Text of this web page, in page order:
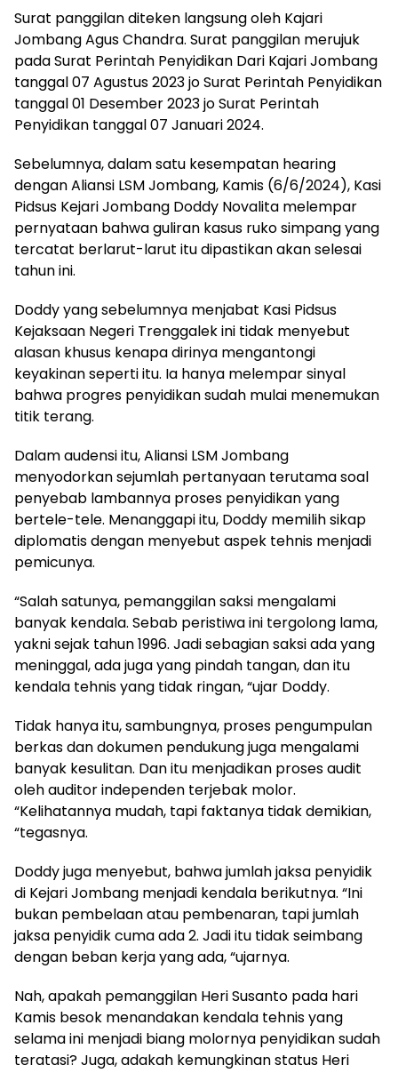
Surat panggilan diteken langsung oleh Kajari
Jombang Agus Chandra. Surat panggilan merujuk
pada Surat Perintah Penyidikan Dari Kajari Jombang
tanggal 07 Agustus 2023 jo Surat Perintah Penyidikan
tanggal 01 Desember 2023 jo Surat Perintah
Penyidikan tanggal 07 Januari 2024.
Sebelumnya, dalam satu kesempatan hearing
dengan Aliansi LSM Jombang, Kamis (6/6/2024), Kasi
Pidsus Kejari Jombang Doddy Novalita melempar
pernyataan bahwa guliran kasus ruko simpang yang
tercatat berlarut-larut itu dipastikan akan selesai
tahun ini.
Doddy yang sebelumnya menjabat Kasi Pidsus
Kejaksaan Negeri Trenggalek ini tidak menyebut
alasan khusus kenapa dirinya mengantongi
keyakinan seperti itu. Ia hanya melempar sinyal
bahwa progres penyidikan sudah mulai menemukan
titik terang.
Dalam audensi itu, Aliansi LSM Jombang
menyodorkan sejumlah pertanyaan terutama soal
penyebab lambannya proses penyidikan yang
bertele-tele. Menanggapi itu, Doddy memilih sikap
diplomatis dengan menyebut aspek tehnis menjadi
pemicunya.
“Salah satunya, pemanggilan saksi mengalami
banyak kendala. Sebab peristiwa ini tergolong lama,
yakni sejak tahun 1996. Jadi sebagian saksi ada yang
meninggal, ada juga yang pindah tangan, dan itu
kendala tehnis yang tidak ringan, “ujar Doddy.
Tidak hanya itu, sambungnya, proses pengumpulan
berkas dan dokumen pendukung juga mengalami
banyak kesulitan. Dan itu menjadikan proses audit
oleh auditor independen terjebak molor.
“Kelihatannya mudah, tapi faktanya tidak demikian,
“tegasnya.
Doddy juga menyebut, bahwa jumlah jaksa penyidik
di Kejari Jombang menjadi kendala berikutnya. “Ini
bukan pembelaan atau pembenaran, tapi jumlah
jaksa penyidik cuma ada 2. Jadi itu tidak seimbang
dengan beban kerja yang ada, “ujarnya.
Nah, apakah pemanggilan Heri Susanto pada hari
Kamis besok menandakan kendala tehnis yang
selama ini menjadi biang molornya penyidikan sudah
teratasi? Juga, adakah kemungkinan status Heri